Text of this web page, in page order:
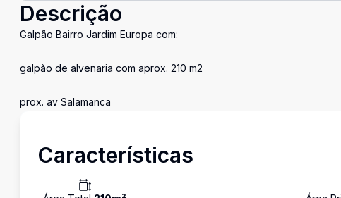
Descrição
Galpão Bairro Jardim Europa com:
galpão de alvenaria com aprox. 210 m2
prox. av Salamanca
Características